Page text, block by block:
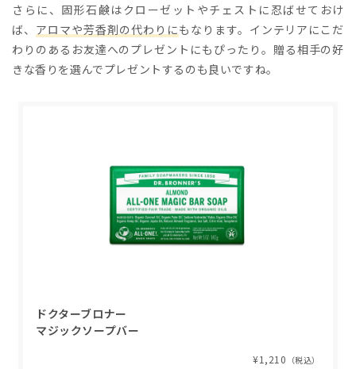
さらに、固形石鹸はクローゼットやチェストに忍ばせておけ
ば、 アロマや芳香剤の代わりにもなります。インテリアにこだ
わりのあるお友達へのプレゼントにもぴったり。贈る相手の好
きな香りを選んでプレゼントするのも良いですね。
ドクターブロナー
マジックソープバー
¥1,210 （税込）